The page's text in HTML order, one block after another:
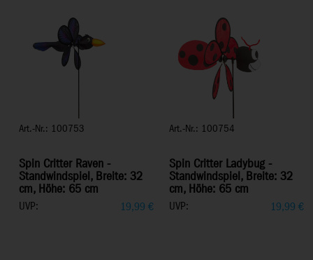
Art.-Nr.: 100753
Spin Critter Raven -
Standwindspiel, Breite: 32
cm, Höhe: 65 cm
UVP: 19,99 €
Art.-Nr.: 100754
Spin Critter Ladybug -
Standwindspiel, Breite: 32
cm, Höhe: 65 cm
UVP: 19,99 €